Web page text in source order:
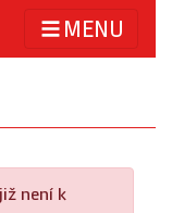
MENU
není k